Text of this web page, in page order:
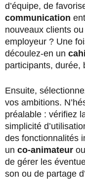
d’équipe, de
communication
nouveaux clients
employeur ? Une
découlez-en un
participants, durée,
Ensuite,
vos ambitions.
préalable : vérifiez
simplicité
des fonctionnalités
un co-animateur
de gérer les
son ou de partage